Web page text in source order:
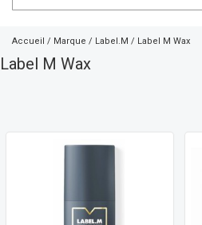
Accueil / Marque / Label.M / Label M Wax
Label M Wax